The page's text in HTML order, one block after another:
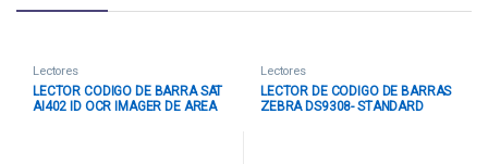
Lectores
LECTOR CODIGO DE BARRA SAT
AI402 ID OCR IMAGER DE AREA
Lectores
LECTOR DE CODIGO DE BARRAS
ZEBRA DS9308- STANDARD